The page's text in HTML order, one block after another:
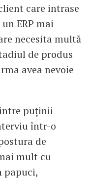
care intrase
ERP mai
necesita multă
de produs
avea nevoie
puținii
într-o
de
mult cu
papuci,